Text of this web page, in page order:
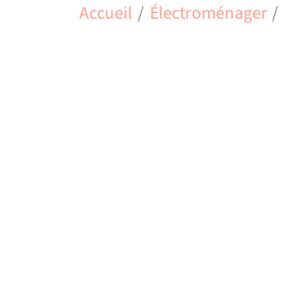
Accueil Électroménager